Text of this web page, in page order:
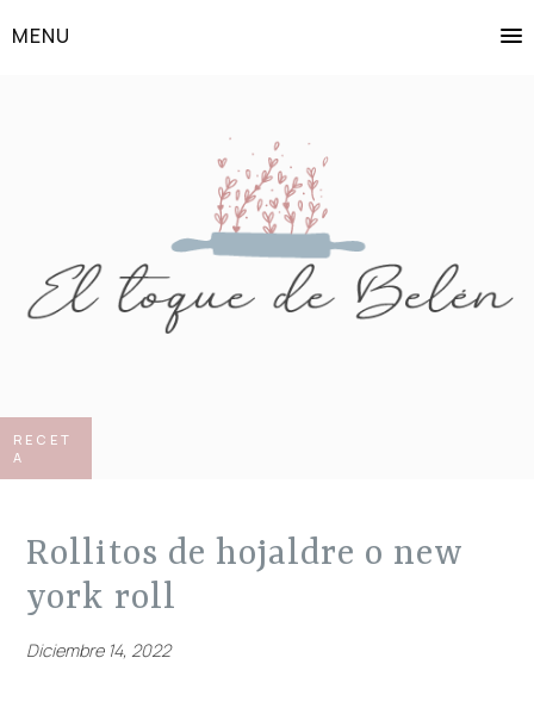
MENU
RECET
A
rollitos de hojaldre o new
york roll
Diciembre 14, 2022